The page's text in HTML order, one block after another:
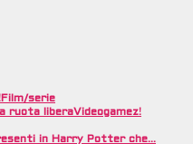
Film/serie
ruota liberaVideogamez!
in Harry Potter che…